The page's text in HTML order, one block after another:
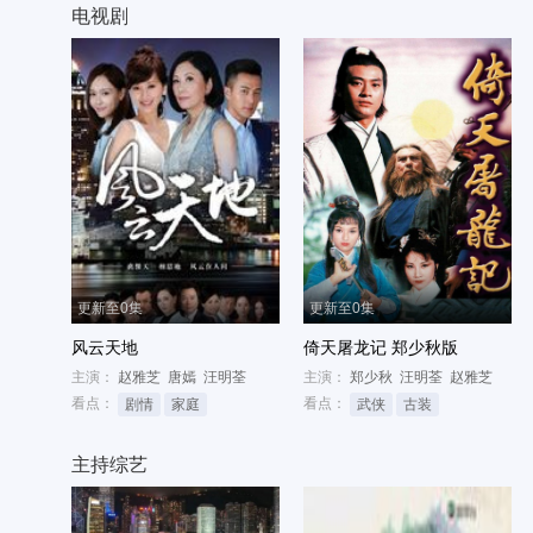
电视剧
更新至0集
风云天地
主演： 赵雅芝 唐嫣 汪明荃
看点：
剧情 家庭
更新至0集
倚天屠龙记 郑少秋版
主演： 郑少秋 汪明荃 赵雅芝
看点：
武侠 古装
主持综艺